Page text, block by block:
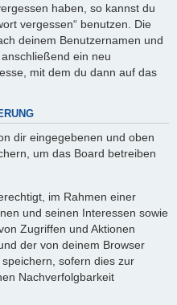
haben, so kannst du
vergessen“ benutzen. Die
deinem Benutzernamen und
ein neu
mit dem du dann auf das
dir eingegebenen und oben
um das Board betreiben
im Rahmen einer
und seinen Interessen sowie
Zugriffen und Aktionen
der von deinem Browser
sofern dies zur
Nachverfolgbarkeit